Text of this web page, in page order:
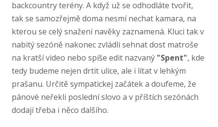
backcountry terény. A když už se odhodláte tvořit,
tak se samozřejmě doma nesmí nechat kamara, na
kterou se celý snažení navěky zaznamená. Kluci tak v
nabitý sezóně nakonec zvládli sehnat dost matroše
na kratší video nebo spíše edit nazvaný "Spent", kde
tedy budeme nejen drtit ulice, ale i lítat v lehkým
prašanu. Určitě sympatickej začátek a doufeme, že
pánové neřekli poslední slovo a v příštích sezónách
dodají třeba i něco dalšího.